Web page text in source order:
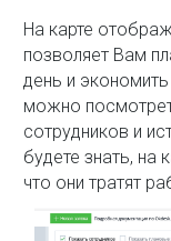
На карте
позволяет Вам
день и
можно
сотрудников и
будете знать,
что они тратят